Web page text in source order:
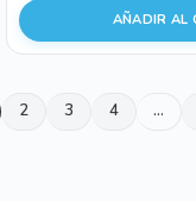
AÑADIR AL
2 3 4 …